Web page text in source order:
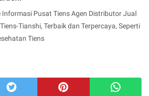
Informasi Pusat Tiens Agen Distributor Jual
Tianshi, Terbaik dan Terpercaya, Seperti
Tiens